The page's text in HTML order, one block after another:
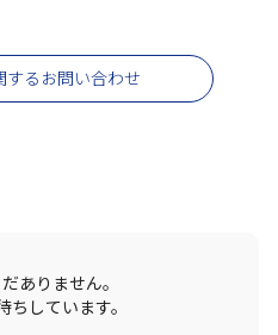
するお問い合わせ
ありません。
ちしています。